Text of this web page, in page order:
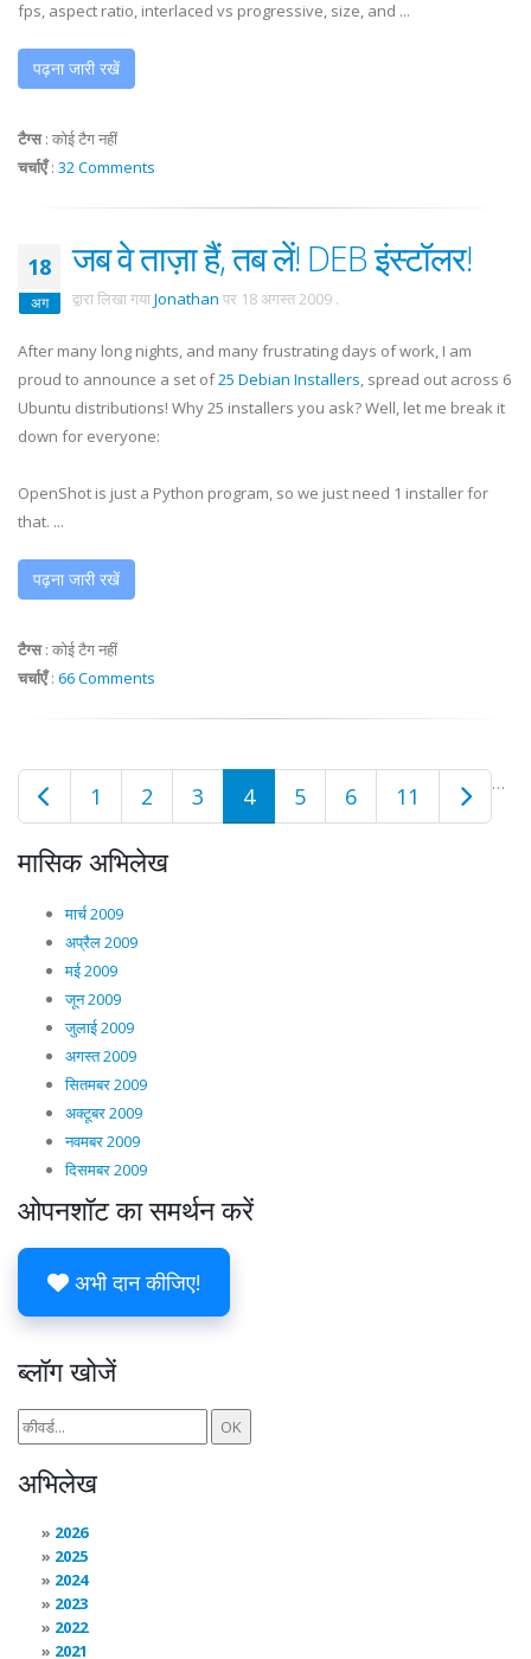
fps, aspect ratio, interlaced vs progressive, size, and ...
पढ़ना जारी रखें
टैग्स: कोई टैग नहीं
चर्चाएँ: 32 Comments
18
अग
जब वे ताज़ा हैं, तब लें! DEB इंस्टॉलर!
द्वारा लिखा गयाJonathan पर 18 अगस्त 2009 .
After many long nights, and many frustrating days of work, I am
proud to announce a set of25 Debian Installers, spread out across 6
Ubuntu distributions! Why 25 installers you ask? Well, let me break it
down for everyone:
OpenShot is just a Python program, so we just need 1 installer for
that. ...
पढ़ना जारी रखें
टैग्स: कोई टैग नहीं
चर्चाएँ: 66 Comments
1 2 3 4 5 6 …
11
मासिक अभिलेख
मार्च 2009
अप्रैल 2009
मई 2009
जून 2009
जुलाई 2009
अगस्त 2009
सितमबर 2009
अक्टूबर 2009
नवमबर 2009
दिसमबर 2009
ओपनशॉट का समर्थन करें
अभी दान कीजिए!
ब्लॉग खोजें
अभिलेख
2026
2025
2024
2023
2022
2021